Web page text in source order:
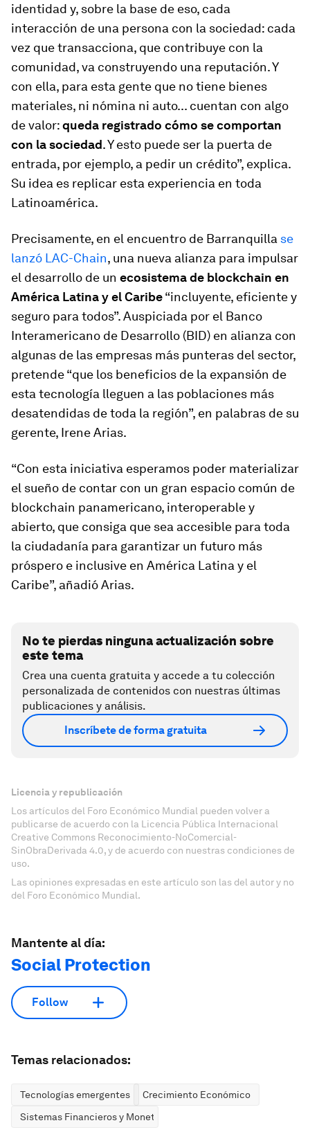
identidad y, sobre la base de eso, cada
interacción de una persona con la sociedad: cada
vez que transacciona, que contribuye con la
comunidad, va construyendo una reputación. Y
con ella, para esta gente que no tiene bienes
materiales, ni nómina ni auto... cuentan con algo
de valor:queda registrado cómo se comportan
con la sociedad. Y esto puede ser la puerta de
entrada, por ejemplo, a pedir un crédito”, explica.
Su idea es replicar esta experiencia en toda
Latinoamérica.
Precisamente, en el encuentro de Barranquilla se
lanzó LAC-Chain, una nueva alianza para impulsar
el desarrollo de un ecosistema de blockchain en
América Latina y el Caribe“incluyente, eficiente y
seguro para todos”. Auspiciada por el Banco
Interamericano de Desarrollo (BID) en alianza con
algunas de las empresas más punteras del sector,
pretende “que los beneficios de la expansión de
esta tecnología lleguen a las poblaciones más
desatendidas de toda la región”, en palabras de su
gerente, Irene Arias.
“Con esta iniciativa esperamos poder materializar
el sueño de contar con un gran espacio común de
blockchain panamericano, interoperable y
abierto, que consiga que sea accesible para toda
la ciudadanía para garantizar un futuro más
próspero e inclusive en América Latina y el
Caribe”, añadió Arias.
No te pierdas ninguna actualización sobre
este tema
Crea una cuenta gratuita y accede a tu colección
personalizada de contenidos con nuestras últimas
publicaciones y análisis.
Inscríbete de forma gratuita
Licencia y republicación
Los artículos del Foro Económico Mundial pueden volver a
publicarse de acuerdo con la Licencia Pública Internacional
Creative Commons Reconocimiento-NoComercial-
SinObraDerivada 4.0, y de acuerdo con nuestras condiciones de
uso.
Las opiniones expresadas en este artículo son las del autor y no
del Foro Económico Mundial.
Mantente al día:
Social Protection
Follow
Temas relacionados:
Tecnologías emergentes
Crecimiento Económico
Sistemas Financieros y Monetarios